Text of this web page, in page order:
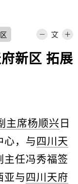
新区 拓展
主席杨顺兴 日
心，与 四川天
主任冯秀福签
亚与 四川天府